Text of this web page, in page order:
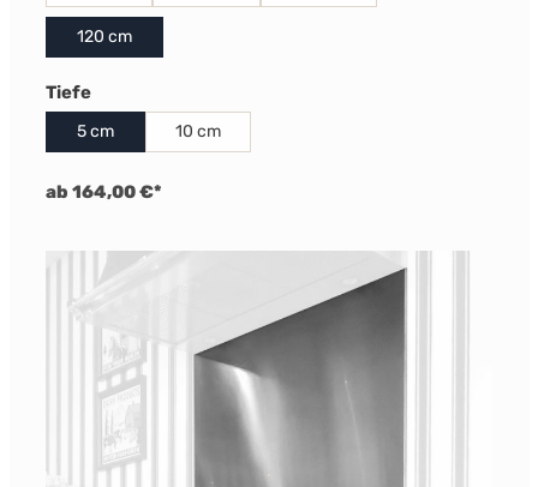
120 cm
Tiefeauswählen
5 cm 10 cm
ab 164,00 €*